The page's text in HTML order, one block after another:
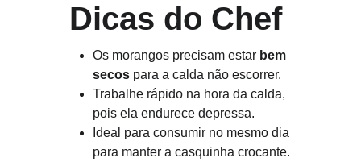
Dicas do Chef
Os morangos precisam estar bem
secos para a calda não escorrer.
Trabalhe rápido na hora da calda,
pois ela endurece depressa.
Ideal para consumir no mesmo dia
para manter a casquinha crocante.